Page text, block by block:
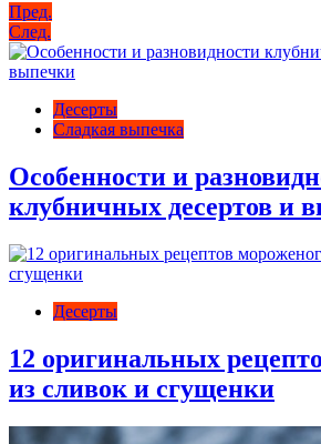
Навигация
по
записям
Пред.
След.
Десерты
Сладкая выпечка
Особенности и
клубничных десертов и
Десерты
12 оригинальных
из сливок и сгущенки